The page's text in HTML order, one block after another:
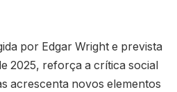
por Edgar Wright e prevista
2025, reforça a crítica social
acrescenta novos elementos